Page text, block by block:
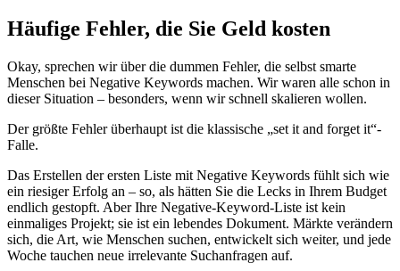
Häufige Fehler, die Sie Geld kosten
Okay, sprechen wir über die dummen Fehler, die selbst smarte
Menschen bei Negative Keywords machen. Wir waren alle schon in
dieser Situation – besonders, wenn wir schnell skalieren wollen.
Der größte Fehler überhaupt ist die klassische „set it and forget it“-
Falle.
Das Erstellen der ersten Liste mit Negative Keywords fühlt sich wie
ein riesiger Erfolg an – so, als hätten Sie die Lecks in Ihrem Budget
endlich gestopft. Aber Ihre Negative-Keyword-Liste ist kein
einmaliges Projekt; sie ist ein lebendes Dokument. Märkte verändern
sich, die Art, wie Menschen suchen, entwickelt sich weiter, und jede
Woche tauchen neue irrelevante Suchanfragen auf.